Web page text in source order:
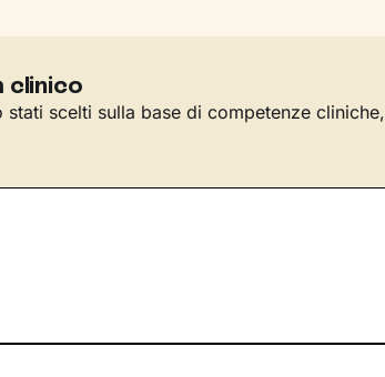
clinico
scelti sulla base di competenze cliniche,